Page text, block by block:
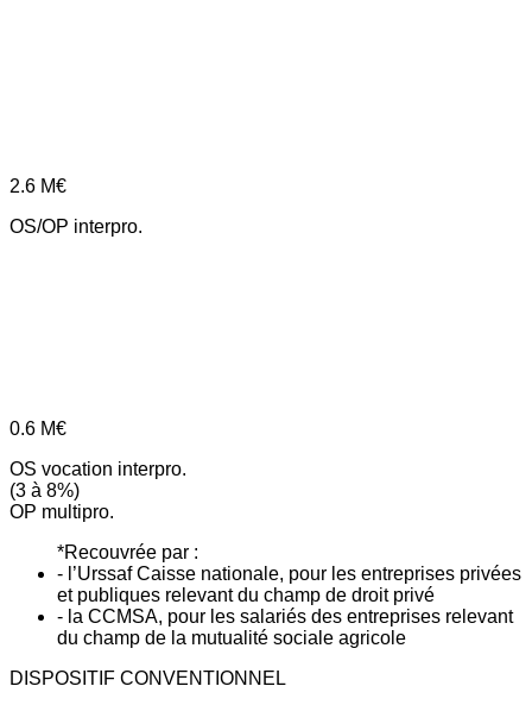
2.6 M€
OS/OP interpro.
0.6 M€
OS vocation interpro.
(3 à 8%)
OP multipro.
*Recouvrée par :
- l’Urssaf Caisse nationale, pour les entreprises privées
et publiques relevant du champ de droit privé
- la CCMSA, pour les salariés des entreprises relevant
du champ de la mutualité sociale agricole
DISPOSITIF CONVENTIONNEL